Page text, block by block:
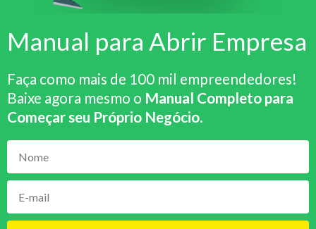
Manual para Abrir Empresa
Faça como mais de 100 mil empreendedores!
Baixe agora mesmo o Manual Completo para
Começar seu Próprio Negócio.